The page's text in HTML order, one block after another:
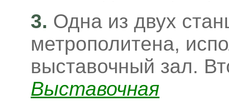
3. Одна из двух
метрополитена,
выставочный зал.
Выставочная